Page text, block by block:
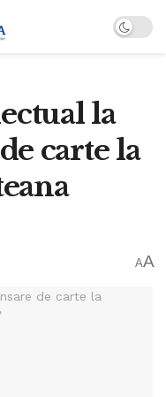
la
carte la
AA